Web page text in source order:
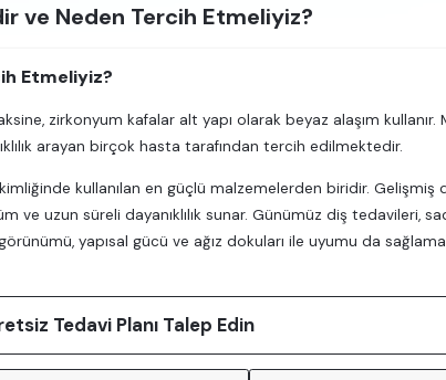
ve Neden Tercih Etmeliyiz?
Etmeliyiz?
zirkonyum kafalar alt yapı olarak beyaz alaşım
arayan birçok hasta tarafından tercih edilmektedir.
kullanılan en güçlü malzemelerden biridir.
uzun süreli dayanıklılık sunar. Günümüz diş tedavileri,
yapısal gücü ve ağız dokuları ile uyumu da
Tedavi Planı Talep Edin